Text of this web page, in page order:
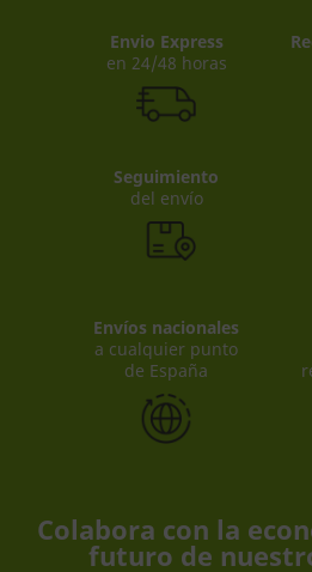
Envio Express
en 24/48 horas
Seguimiento
del envío
Envíos nacionales
a cualquier punto
de España
Colabora con la
futuro de